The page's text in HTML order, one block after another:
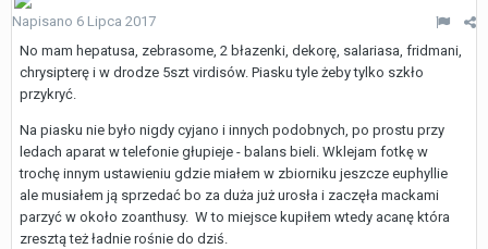
Napisano 6 Lipca 2017
No mam hepatusa, zebrasome, 2 błazenki, dekorę, salariasa, fridmani,
chrysipterę i w drodze 5szt virdisów. Piasku tyle żeby tylko szkło
przykryć.
Na piasku nie było nigdy cyjano i innych podobnych, po prostu przy
ledach aparat w telefonie głupieje - balans bieli. Wklejam fotkę w
trochę innym ustawieniu gdzie miałem w zbiorniku jeszcze euphyllie
ale musiałem ją sprzedać bo za duża już urosła i zaczęła mackami
parzyć w około zoanthusy. W to miejsce kupiłem wtedy acanę która
zresztą też ładnie rośnie do dziś.